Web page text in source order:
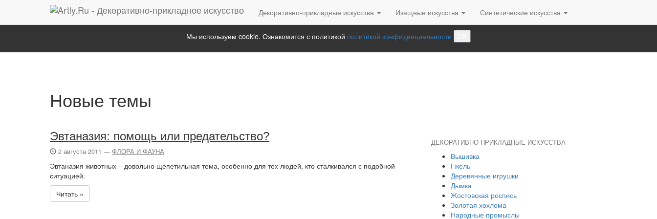
Декоративно-прикладные искусства Изящные искусства Синтетические искусства
Мы используем cookie. Ознакомится с политикой политикой конфиденциальности
Новые темы
Эвтаназия: помощь или предательство?
2 августа 2011 — ФЛОРА И ФАУНА
Эвтаназия животных – довольно щепетильная тема, особенно для тех людей, кто сталкивался с подобной
ситуацией.
Читать »
ДЕКОРАТИВНО-ПРИКЛАДНЫЕ ИСКУССТВА
Вышивка
Гжель
Деревянные игрушки
Дымка
Жостовская роспись
Золотая хохлома
Народные промыслы